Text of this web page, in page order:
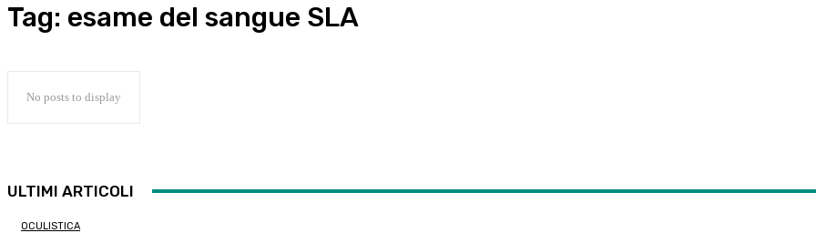
Tag: esame del sangue SLA
No posts to display
ULTIMI ARTICOLI
OCULISTICA